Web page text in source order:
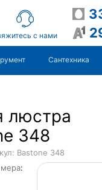
с нами
Сантехника
люстра
348
Bastone 348
: